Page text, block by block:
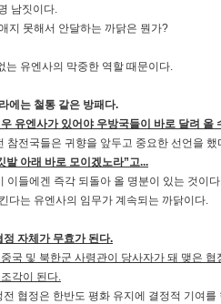
남짓이다.
지 못해서 안달하는 까닭은 뭔가?
는 유엔사의 막중한 역할 때문이다.
에는 철통 같은 방패다.
유엔사가 있어야 우방국들이 바로 달려 올
참전국들은 귀향을 앞두고 중요한 선언을 했
발 아래 바로 모이겠노라”고...
이들에겐 즉각 되돌아 올 명분이 있는 것이
다는 유엔사의 임무가 계속되는 까닭이다.
자체가 무효가 된다.
국 및 북한군 사령관이 당사자가 돼 맺은
각이 된다.
협정은 한반도 평화 유지에 결정적 기여를